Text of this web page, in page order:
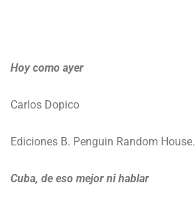
Hoy como ayer
Carlos Dopico
Ediciones B. Penguin Random House.
Cuba, de eso mejor ni hablar